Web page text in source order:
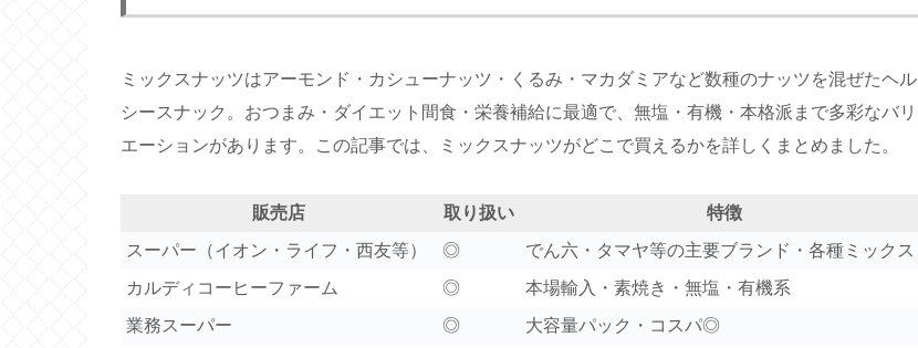
ミックスナッツはアーモンド・カシューナッツ・くるみ・マカダミアなど数種のナッツを混ぜたヘル
シースナック。おつまみ・ダイエット間食・栄養補給に最適で、無塩・有機・本格派まで多彩なバリ
エーションがあります。この記事では、ミックスナッツがどこで買えるかを詳しくまとめました。
販売店 取り扱い
特徴
スーパー（イオン・ライフ・西友等）
◎
でん六・タマヤ等の主要ブランド・各種ミックス
カルディコーヒーファーム
◎
本場輸入・素焼き・無塩・有機系
業務スーパー
◎
大容量パック・コスパ◎